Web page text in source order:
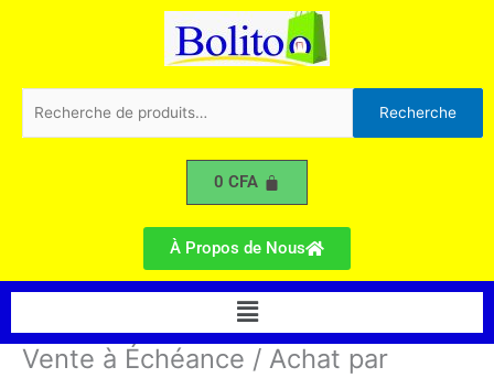
pour :
Recherche
0CFA
À Propos de Nous
Menu
Vente à Échéance / Achat par